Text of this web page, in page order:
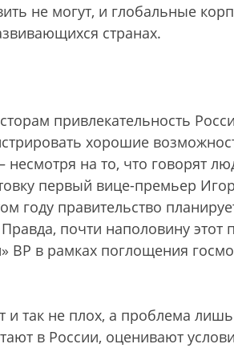
не могут, и глобальные
странах.
привлекательность
хорошие
на то, что говорят
первый вице-премьер
году правительство
почти наполовину этот
BP в рамках поглощения
и так не плох, а проблема
в России, оценивают